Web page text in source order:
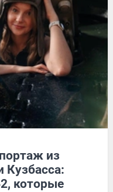
из
Кузбасса:
которые